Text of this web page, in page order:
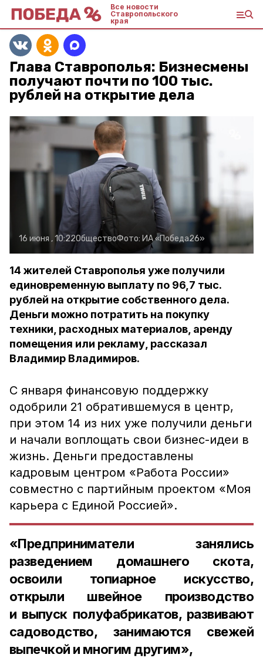
Все новости
Ставропольского
края
Глава Ставрополья: Бизнесмены
получают почти по 100 тыс.
рублей на открытие дела
16 июня , 10:22ОбществоФото: ИА «Победа26»
14 жителей Ставрополья уже получили
единовременную выплату по 96,7 тыс.
рублей на открытие собственного дела.
Деньги можно потратить на покупку
техники, расходных материалов, аренду
помещения или рекламу, рассказал
Владимир Владимиров.
С января финансовую поддержку
одобрили 21 обратившемуся в центр,
при этом 14 из них уже получили деньги
и начали воплощать свои бизнес-идеи в
жизнь. Деньги предоставлены
кадровым центром «Работа России»
совместно с партийным проектом «Моя
карьера с Единой Россией».
«Предприниматели занялись
разведением домашнего скота,
освоили топиарное искусство,
открыли швейное производство
и выпуск полуфабрикатов, развивают
садоводство, занимаются свежей
выпечкой и многим другим»,